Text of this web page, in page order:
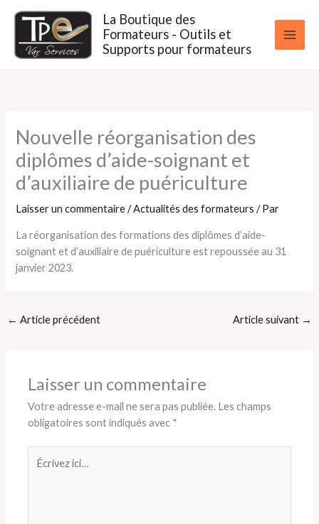
contenu
La Boutique des
Formateurs - Outils et
Supports pour formateurs
Nouvelle réorganisation des
diplômes d’aide-soignant et
d’auxiliaire de puériculture
Laisser un commentaire /Actualités des formateurs / Par
La réorganisation des formations des diplômes d’aide-
soignant et d’auxiliaire de puériculture est repoussée au 31
janvier 2023.
← Article précédent Article suivant →
Laisser un commentaire
Votre adresse e-mail ne sera pas publiée. Les champs
obligatoires sont indiqués avec *
ici…